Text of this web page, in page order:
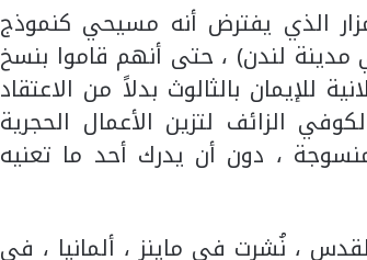
الذي يفترض أنه مسيحي كنموذج
لندن) ، حتى أنهم قاموا بنسخ
للإيمان بالثالوث بدلاً من الاعتقاد
الزائف لتزين الأعمال الحجرية
، دون أن يدرك أحد ما تعنيه
، نُشرت في ماينز ، ألمانيا ، في